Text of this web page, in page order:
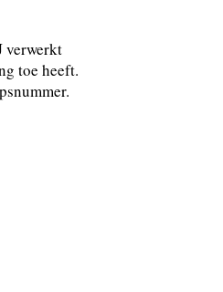
verwerkt
toe heeft.